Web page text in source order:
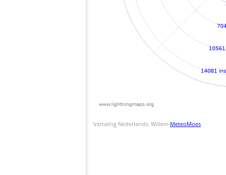
Vertaling Nederlands: Willem MeteoMoes